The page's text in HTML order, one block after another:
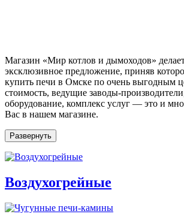
Магазин «Мир котлов и дымоходов»
эксклюзивное предложение, приняв
купить печи в Омске по очень выгодным
стоимость, ведущие заводы-
оборудование, комплекс услуг — это и
Вас в нашем магазине.
Развернуть
Воздухогрейные